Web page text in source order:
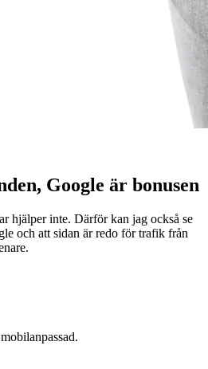
Google är bonusen
hjälper inte. Därför kan jag också se
och att sidan är redo för trafik från